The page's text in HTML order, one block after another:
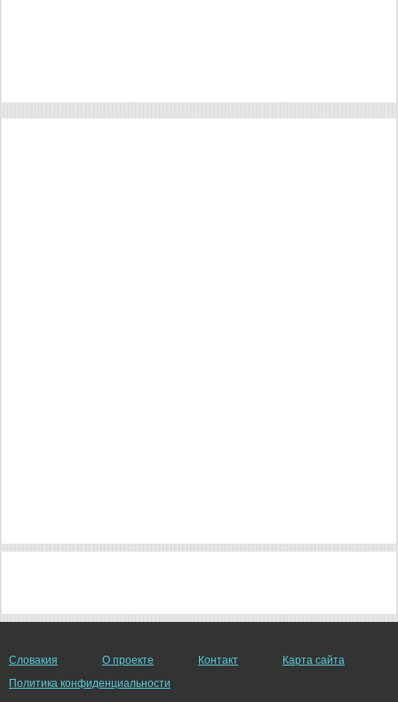
Словакия О проекте Контакт
Карта сайта
Политика конфиденциальности